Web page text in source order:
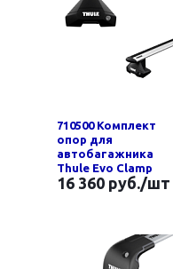
710500 Комплект
опор для
автобагажника
Thule Evo Clamp
16 360 руб./шт